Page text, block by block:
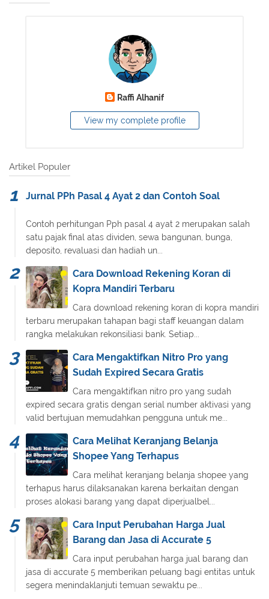
Raffi Alhanif
View my complete profile
Artikel Populer
Jurnal PPh Pasal 4 Ayat 2 dan Contoh Soal
Contoh perhitungan Pph pasal 4 ayat 2 merupakan salah
satu pajak final atas dividen, sewa bangunan, bunga,
deposito, revaluasi dan hadiah un...
Cara Download Rekening Koran di
Kopra Mandiri Terbaru
Cara download rekening koran di kopra mandiri
terbaru merupakan tahapan bagi staff keuangan dalam
rangka melakukan rekonsiliasi bank. Setiap...
Cara Mengaktifkan Nitro Pro yang
Sudah Expired Secara Gratis
Cara mengaktifkan nitro pro yang sudah
expired secara gratis dengan serial number aktivasi yang
valid bertujuan memudahkan pengguna untuk me...
Cara Melihat Keranjang Belanja
Shopee Yang Terhapus
Cara melihat keranjang belanja shopee yang
terhapus harus dilaksanakan karena berkaitan dengan
proses alokasi barang yang dapat diperjualbel...
Cara Input Perubahan Harga Jual
Barang dan Jasa di Accurate 5
Cara input perubahan harga jual barang dan
jasa di accurate 5 memberikan peluang bagi entitas untuk
segera menindaklanjuti temuan sewaktu pe...